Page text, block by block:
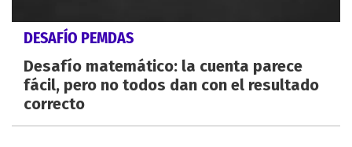
DESAFÍO PEMDAS
Desafío matemático: la cuenta parece
fácil, pero no todos dan con el resultado
correcto